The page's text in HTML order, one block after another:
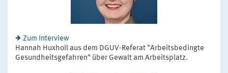
Zum Interview
Hannah Huxholl aus dem DGUV-Referat "Arbeitsbedingte
Gesundheitsgefahren" über Gewalt am Arbeitsplatz.